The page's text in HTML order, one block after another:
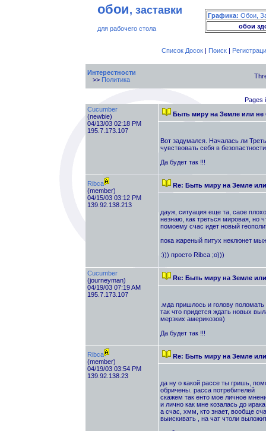
обои, заставки
для рабочего стола
Графика: Обои,
обои
Список Досок| Поиск|
Интерестности
>> Политика
Pages
Cucumber
(newbie)
04/13/03 02:18 PM
195.7.173.107
Быть миру на Земле или
Вот задумался. Началась ли
чувствовать себя в
Да будет так !!!
Ribca
(member)
04/15/03 03:12 PM
139.92.138.213
Re: Быть миру на Земле
дауж, ситуация еще та, саое
незнаю, как треться мировая, но
помоему счас идет новый
пока жареный питух неклюнет
:))) просто Ribca ;о)))
Cucumber
(journeyman)
04/19/03 07:19 AM
195.7.173.107
Re: Быть миру на Земле
.мда пришлось и голову
так что придется ждать новых
мерзких америкозов)
Да будет так !!!
Ribca
(member)
04/19/03 03:54 PM
139.92.138.23
Re: Быть миру на Земле
да ну о какой рассе ты гришь,
обричены. расса потребителей
скажем так енто мое личное
и лично как мне козалась до
а счас, хмм, кто знает, вообще
выискивать , на чат чтоли